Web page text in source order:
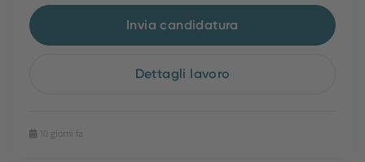
Invia candidatura
Dettagli lavoro
10 giorni fa